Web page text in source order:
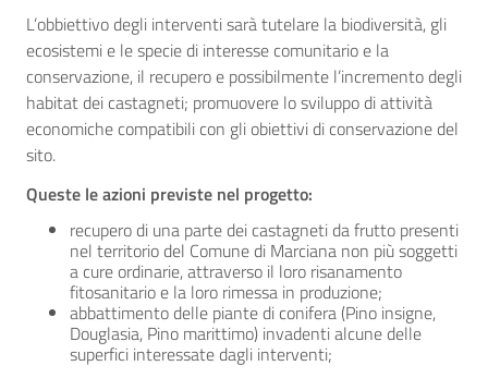
L’obbiettivo degli interventi sarà tutelare la biodiversità, gli
ecosistemi e le specie di interesse comunitario e la
conservazione, il recupero e possibilmente l’incremento degli
habitat dei castagneti; promuovere lo sviluppo di attività
economiche compatibili con gli obiettivi di conservazione del
sito.
Queste le azioni previste nel progetto:
recupero di una parte dei castagneti da frutto presenti
nel territorio del Comune di Marciana non più soggetti
a cure ordinarie, attraverso il loro risanamento
fitosanitario e la loro rimessa in produzione;
abbattimento delle piante di conifera (Pino insigne,
Douglasia, Pino marittimo) invadenti alcune delle
superfici interessate dagli interventi;